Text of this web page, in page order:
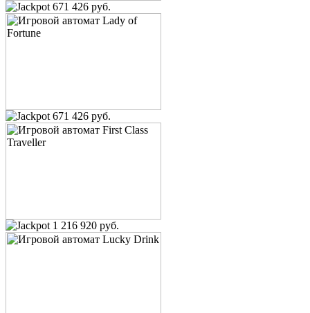
671 426 руб.
671 426 руб.
1 216 920 руб.